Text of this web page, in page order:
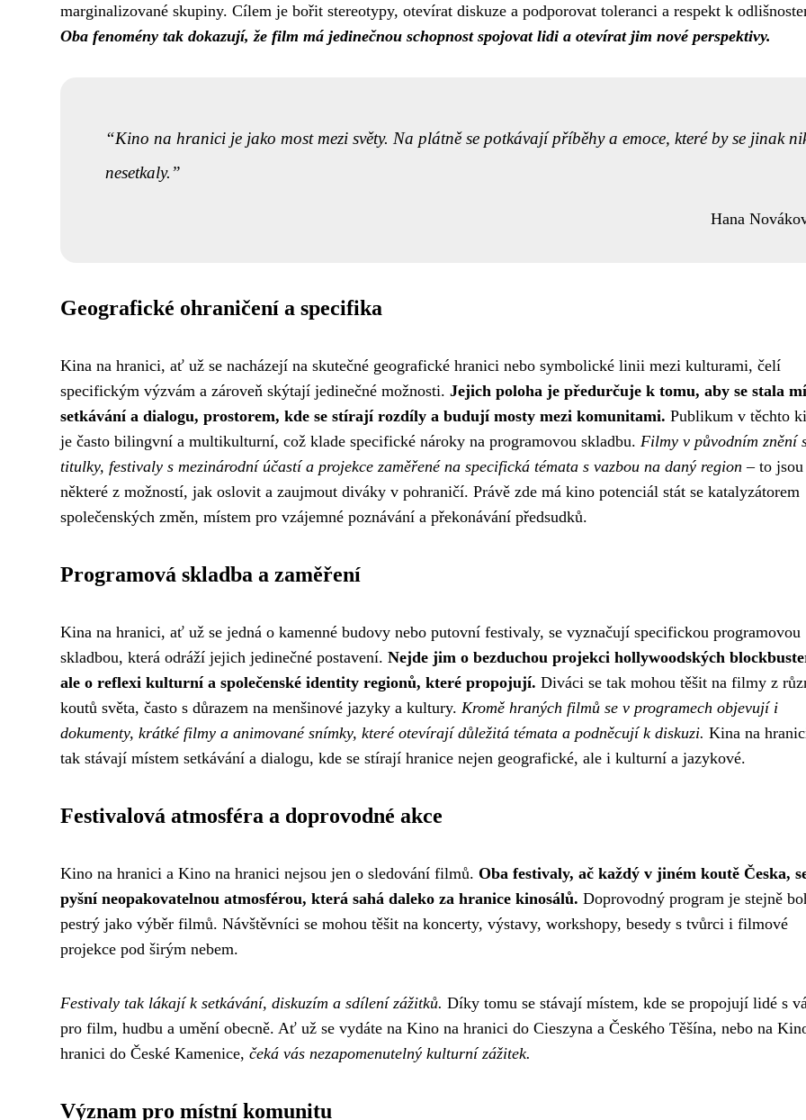
marginalizované skupiny. Cílem je bořit stereotypy, otevírat diskuze a podporovat toleranci a respekt k
Oba fenomény tak dokazují, že film má jedinečnou schopnost spojovat lidi a otevírat jim nové perspektivy.
Kino na hranici je jako most mezi světy. Na plátně se potkávají příběhy a emoce, které by se jinak
nesetkaly.
Hana
Geografické ohraničení a specifika
Kina na hranici, ať už se nacházejí na skutečné geografické hranici nebo symbolické linii mezi kulturami, čelí
specifickým výzvám a zároveň skýtají jedinečné možnosti. Jejich poloha je předurčuje k tomu, aby se stala
setkávání a dialogu, prostorem, kde se stírají rozdíly a budují mosty mezi komunitami. Publikum v těchto
je často bilingvní a multikulturní, což klade specifické nároky na programovou skladbu. Filmy v původním znění
titulky, festivaly s mezinárodní účastí a projekce zaměřené na specifická témata s vazbou na daný region – to
některé z možností, jak oslovit a zaujmout diváky v pohraničí. Právě zde má kino potenciál stát se katalyzátorem
společenských změn, místem pro vzájemné poznávání a překonávání předsudků.
Programová skladba a zaměření
Kina na hranici, ať už se jedná o kamenné budovy nebo putovní festivaly, se vyznačují specifickou programovou
skladbou, která odráží jejich jedinečné postavení. Nejde jim o bezduchou projekci hollywoodských
ale o reflexi kulturní a společenské identity regionů, které propojují. Diváci se tak mohou těšit na filmy z
koutů světa, často s důrazem na menšinové jazyky a kultury. Kromě hraných filmů se v programech objevují i
dokumenty, krátké filmy a animované snímky, které otevírají důležitá témata a podněcují k diskuzi. Kina na
tak stávají místem setkávání a dialogu, kde se stírají hranice nejen geografické, ale i kulturní a jazykové.
Festivalová atmosféra a doprovodné akce
Kino na hranici a Kino na hranici nejsou jen o sledování filmů. Oba festivaly, ač každý v jiném koutě Česka,
pyšní neopakovatelnou atmosférou, která sahá daleko za hranice kinosálů. Doprovodný program je stejně
pestrý jako výběr filmů. Návštěvníci se mohou těšit na koncerty, výstavy, workshopy, besedy s tvůrci i filmové
projekce pod širým nebem.
Festivaly tak lákají k setkávání, diskuzím a sdílení zážitků. Díky tomu se stávají místem, kde se propojují lidé s
pro film, hudbu a umění obecně. Ať už se vydáte na Kino na hranici do Cieszyna a Českého Těšína, nebo na
hranici do České Kamenice, čeká vás nezapomenutelný kulturní zážitek.
Význam pro místní komunitu